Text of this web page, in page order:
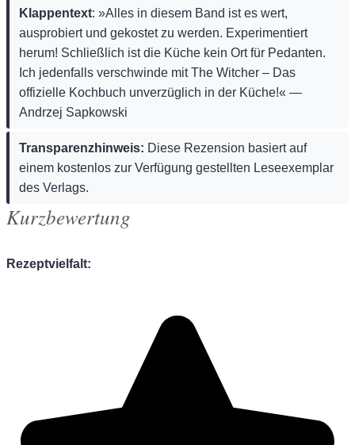
Klappentext: »Alles in diesem Band ist es wert,
ausprobiert und gekostet zu werden. Experimentiert
herum! Schließlich ist die Küche kein Ort für Pedanten.
Ich jedenfalls verschwinde mit The Witcher – Das
offizielle Kochbuch unverzüglich in der Küche!« —
Andrzej Sapkowski
Transparenzhinweis: Diese Rezension basiert auf
einem kostenlos zur Verfügung gestellten Leseexemplar
des Verlags.
Kurzbewertung
Rezeptvielfalt: